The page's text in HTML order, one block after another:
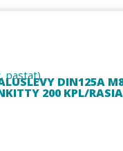
pastat)